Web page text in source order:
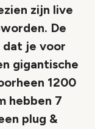
zijn live
De
je voor
gigantische
1200
hebben 7
plug &